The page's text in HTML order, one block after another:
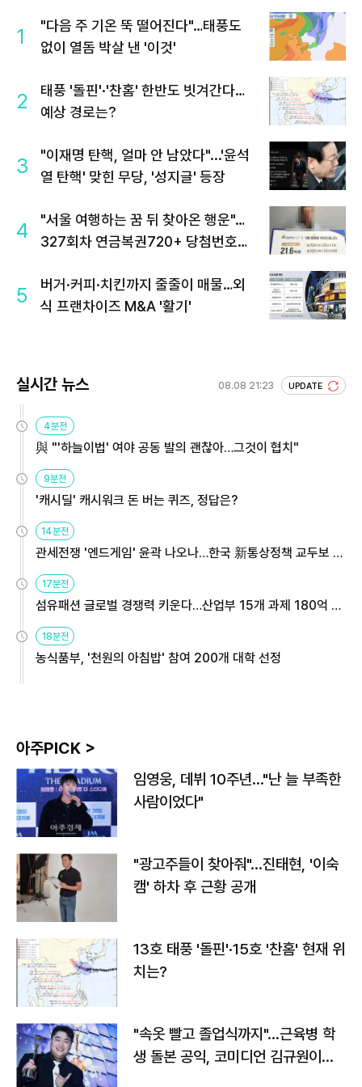
1
"다음 주 기온 뚝 떨어진다"…태풍도
없이 열돔 박살 낸 '이것'
2
태풍 '돌핀'·'찬홈' 한반도 빗겨간다…
예상 경로는?
3
"이재명 탄핵, 얼마 안 남았다"...'윤석
열 탄핵' 맞힌 무당, '성지글' 등장
4
"서울 여행하는 꿈 뒤 찾아온 행운"…
327회차 연금복권720+ 당첨번호조
5
버거·커피·치킨까지 줄줄이 매물…외
식 프랜차이즈 M&A '활기'
실시간 뉴스 08.08 21:23 UPDATE
4분전
與 "'하늘이법' 여야 공동 발의 괜찮아…그것이 협치"
9분전
'캐시딜' 캐시워크 돈 버는 퀴즈, 정답은?
14분전
관세전쟁 '엔드게임' 윤곽 나오나…한국 新통상정책 교두보 활
용해야
17분전
섬유패션 글로벌 경쟁력 키운다…산업부 15개 과제 180억 지
원
18분전
농식품부, '천원의 아침밥' 참여 200개 대학 선정
아주PICK >
임영웅, 데뷔 10주년…"난 늘 부족한
사람이었다"
"광고주들이 찾아줘"…진태현, '이숙
캠' 하차 후 근황 공개
13호 태풍 '돌핀'·15호 '찬홈' 현재 위
치는?
"속옷 빨고 졸업식까지"…근육병 학
생 돌본 공익, 코미디언 김규원이었